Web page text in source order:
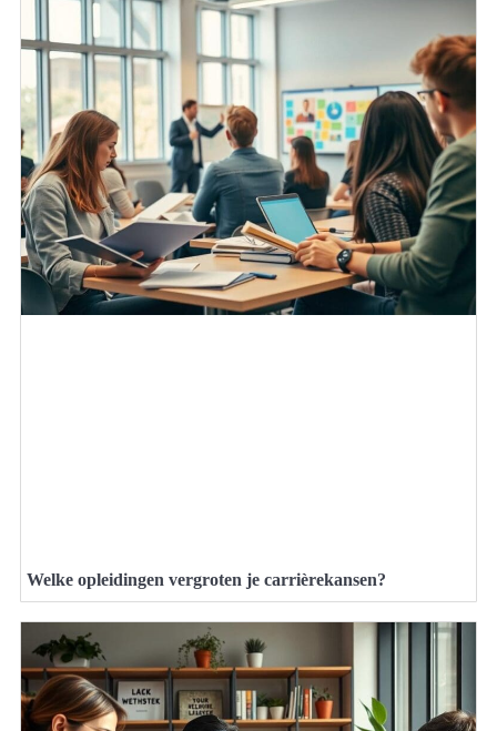
Welke opleidingen vergroten je carrièrekansen?